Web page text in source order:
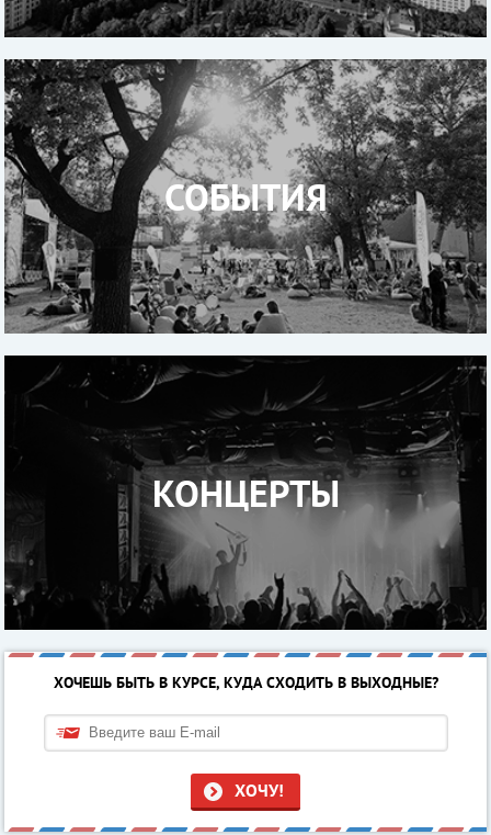
СОБЫТИЯ
КОНЦЕРТЫ
ХОЧЕШЬ БЫТЬ В КУРСЕ, КУДА СХОДИТЬ В ВЫХОДНЫЕ?
ХОЧУ!